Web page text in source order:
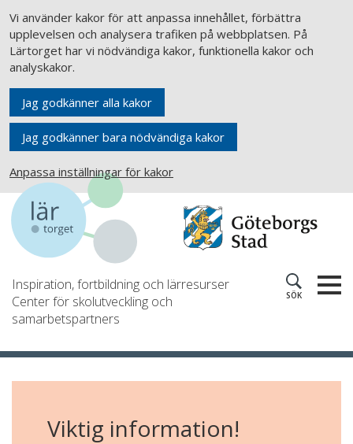
Vi använder kakor för att anpassa innehållet, förbättra
upplevelsen och analysera trafiken på webbplatsen. På
Lärtorget har vi nödvändiga kakor, funktionella kakor och
analyskakor.
Jag godkänner alla kakor
Jag godkänner bara nödvändiga kakor
Anpassa inställningar för kakor
Inspiration, fortbildning och lärresurser
Center för skolutveckling och
samarbetspartners
SÖK
Viktig information!